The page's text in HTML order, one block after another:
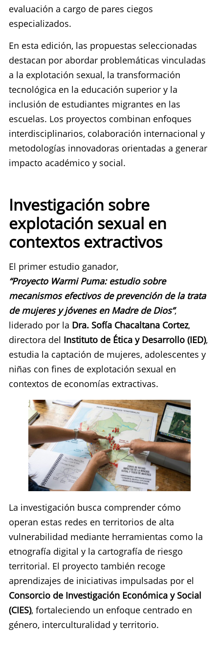
evaluación a cargo de pares ciegos
especializados.
En esta edición, las propuestas seleccionadas
destacan por abordar problemáticas vinculadas
a la explotación sexual, la transformación
tecnológica en la educación superior y la
inclusión de estudiantes migrantes en las
escuelas. Los proyectos combinan enfoques
interdisciplinarios, colaboración internacional y
metodologías innovadoras orientadas a generar
impacto académico y social.
Investigación sobre
explotación sexual en
contextos extractivos
El primer estudio ganador,
“Proyecto Warmi Puma: estudio sobre
mecanismos efectivos de prevención de la trata
de mujeres y jóvenes en Madre de Dios”,
liderado por la Dra. Sofía Chacaltana Cortez,
directora del Instituto de Ética y Desarrollo (IED),
estudia la captación de mujeres, adolescentes y
niñas con fines de explotación sexual en
contextos de economías extractivas.
La investigación busca comprender cómo
operan estas redes en territorios de alta
vulnerabilidad mediante herramientas como la
etnografía digital y la cartografía de riesgo
territorial. El proyecto también recoge
aprendizajes de iniciativas impulsadas por el
Consorcio de Investigación Económica y Social
(CIES), fortaleciendo un enfoque centrado en
género, interculturalidad y territorio.